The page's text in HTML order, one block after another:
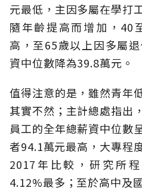
元最低，主因多屬在學打
隨年齡提高而增加，40
高，至65歲以上因多屬
資中位數降為39.8萬元。
值得注意的是，雖然青年
其實不然；主計總處指出
員工的全年總薪資中位數
者94.1萬元最高，大專程
2017年比較，研究所
4.12%最多；至於高中及